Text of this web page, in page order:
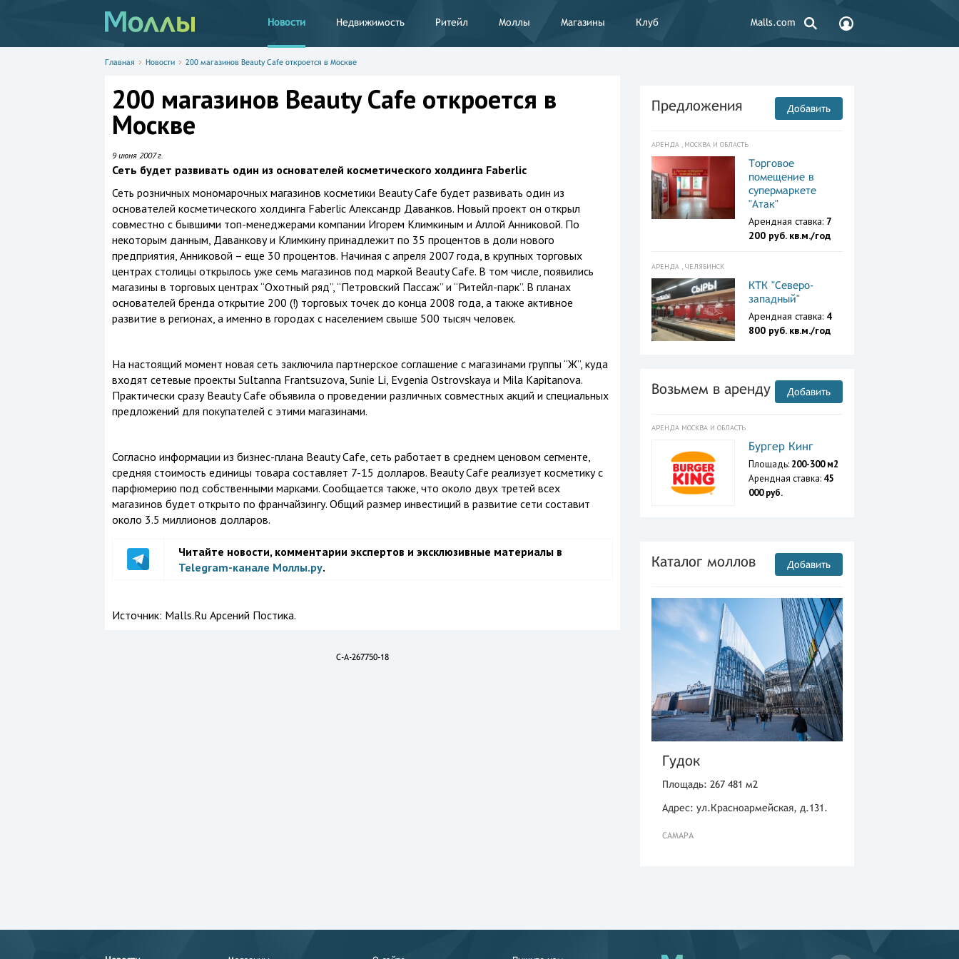
Новости Недвижимость Ритейл Моллы Магазины Клуб Malls.com
Главная Новости 200 магазинов Beauty Cafe откроется в Москве
200 магазинов Beauty Cafe откроется в
Москве
9 июня 2007 г.
Сеть будет развивать один из основателей косметического холдинга Faberlic
Сеть розничных мономарочных магазинов косметики Beauty Cafe будет развивать один из
основателей косметического холдинга Faberlic Александр Даванков. Новый проект он открыл
совместно с бывшими топ-менеджерами компании Игорем Климкиным и Аллой Анниковой. По
некоторым данным, Даванкову и Климкину принадлежит по 35 процентов в доли нового
предприятия, Анниковой – еще 30 процентов. Начиная с апреля 2007 года, в крупных торговых
центрах столицы открылось уже семь магазинов под маркой Beauty Cafe. В том числе, появились
магазины в торговых центрах “Охотный ряд”, “Петровский Пассаж” и “Ритейл-парк”. В планах
основателей бренда открытие 200 (!) торговых точек до конца 2008 года, а также активное
развитие в регионах, а именно в городах с населением свыше 500 тысяч человек.
На настоящий момент новая сеть заключила партнерское соглашение с магазинами группы “Ж”, куда
входят сетевые проекты Sultanna Frantsuzova, Sunie Li, Evgenia Ostrovskaya и Mila Kapitanova.
Практически сразу Beauty Cafe объявила о проведении различных совместных акций и специальных
предложений для покупателей с этими магазинами.
Согласно информации из бизнес-плана Beauty Cafe, сеть работает в среднем ценовом сегменте,
средняя стоимость единицы товара составляет 7-15 долларов. Beauty Cafe реализует косметику с
парфюмерию под собственными марками. Сообщается также, что около двух третей всех
магазинов будет открыто по франчайзингу. Общий размер инвестиций в развитие сети составит
около 3.5 миллионов долларов.
Читайте новости, комментарии экспертов и эксклюзивные материалы в
Telegram-канале Моллы.ру.
Источник: Malls.Ru Арсений Постика.
C-A-267750-18
Предложения Добавить
АРЕНДА , МОСКВА И ОБЛАСТЬ
Торговое
помещение в
супермаркете
"Атак"
Арендная ставка: 7
200 руб. кв.м./год
АРЕНДА , ЧЕЛЯБИНСК
КТК "Северо-
западный"
Арендная ставка: 4
800 руб. кв.м./год
Возьмем в аренду Добавить
АРЕНДА МОСКВА И ОБЛАСТЬ
Бургер Кинг
Площадь: 200-300 м2
Арендная ставка: 45
000 руб.
Каталог моллов Добавить
Гудок
Площадь: 267 481 м2
Адрес: ул.Красноармейская, д.131.
САМАРА